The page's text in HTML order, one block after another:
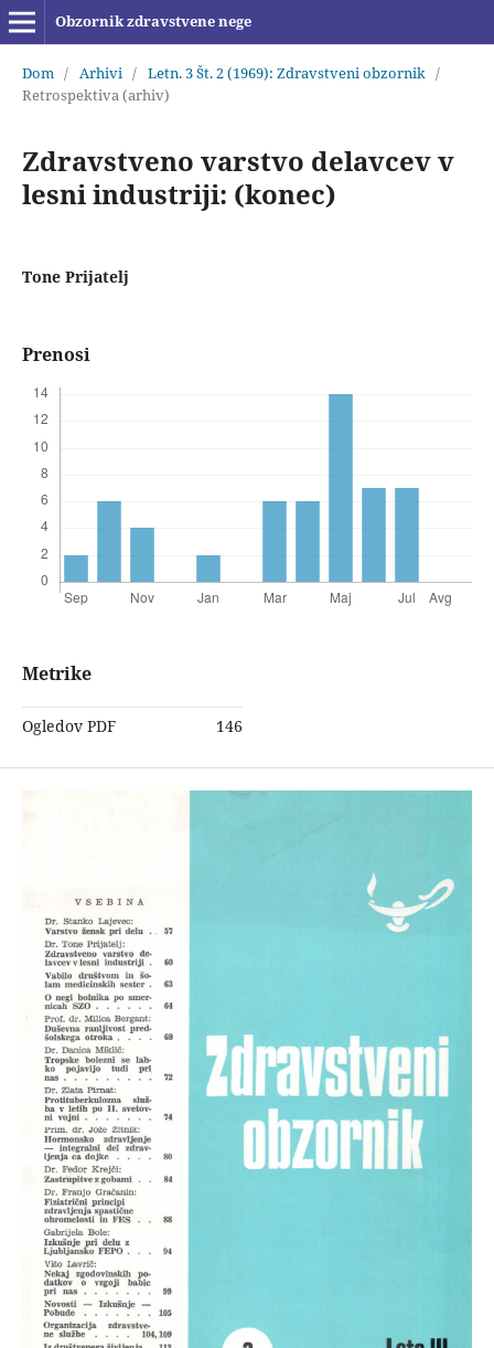
Obzornik zdravstvene nege
Dom / Arhivi / Letn. 3 Št. 2 (1969): Zdravstveni obzornik /
Retrospektiva (arhiv)
Zdravstveno varstvo delavcev v
lesni industriji: (konec)
Tone Prijatelj
Prenosi
Metrike
Ogledov PDF 146